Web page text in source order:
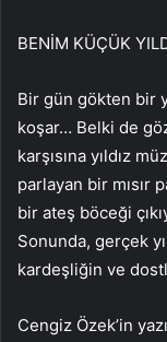
BENİM KÜÇÜK
Bir gün gökten bir
koşar… Belki de
karşısına yıldız
parlayan bir mısır
bir ateş böceği
Sonunda, gerçek
kardeşliğin ve
Cengiz Özek’in